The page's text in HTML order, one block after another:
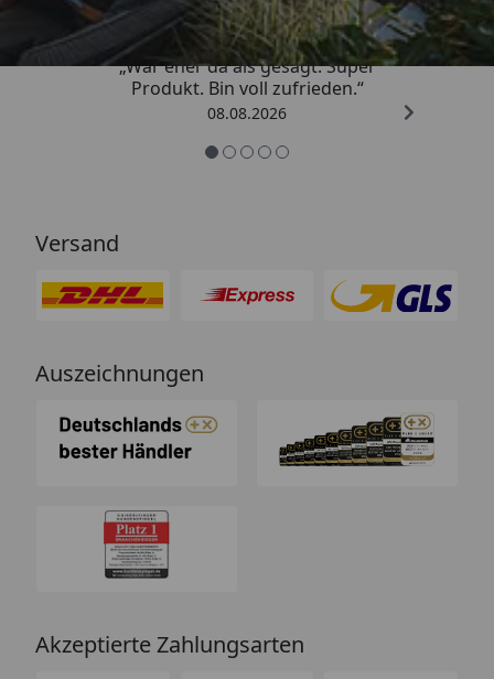
„War eher da als gesagt. Super
Produkt. Bin voll zufrieden.“
08.08.2026
Versand
Auszeichnungen
Akzeptierte Zahlungsarten